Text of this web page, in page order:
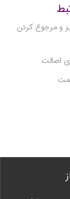
و مرجوع کردن